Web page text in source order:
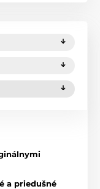
a priedušné